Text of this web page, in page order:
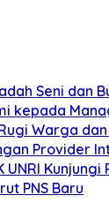
Seni dan
kepada
Warga
UNRI
PNS Baru